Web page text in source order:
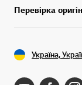
Перевірка
Україна,